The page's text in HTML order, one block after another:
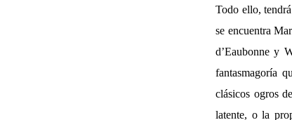
Todo ello,
se encuentra
d’Eaubonne y
fantasmagoría
clásicos ogros
latente, o la